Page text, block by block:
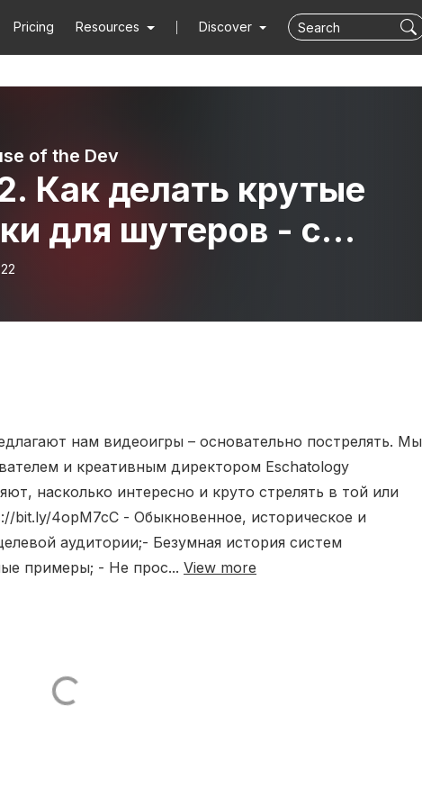
Pricing Resources Discover
of the Dev
Как делать крутые
для шутеров - с
Кулиевым,
директором
нам видеоигры – основательно пострелять. Мы
и креативным директором Eschatology
насколько интересно и круто стрелять в той или
bit.ly/4opM7cC - Обыкновенное, историческое и
аудитории;- Безумная история систем
примеры; - Не прос... View more